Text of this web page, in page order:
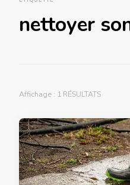
nettoyer
Affichage : 1 RÉSULTATS